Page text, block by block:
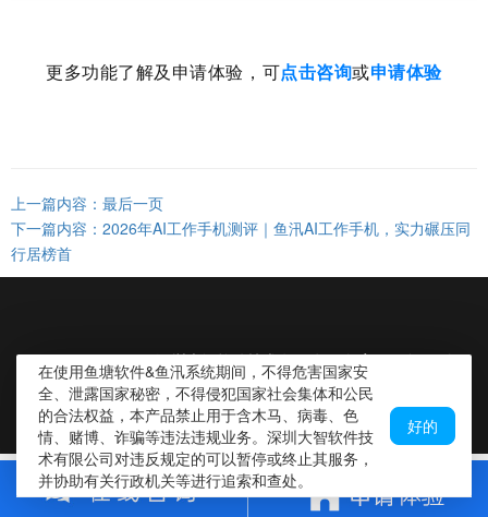
更多功能了解及申请体验，可点击咨询或申请体验
上一篇内容：最后一页
下一篇内容：2026年AI工作手机测评｜鱼汛AI工作手机，实力碾压同
行居榜首
CopyRight ©2019 深圳大智软件技术有限公司 备案号：粤ICP备
16004481号
在使用鱼塘软件&鱼汛系统期间，不得危害国家安
全、泄露国家秘密，不得侵犯国家社会集体和公民
的合法权益，本产品禁止用于含木马、病毒、色
情、赌博、诈骗等违法违规业务。深圳大智软件技
术有限公司对违反规定的可以暂停或终止其服务，
并协助有关行政机关等进行追索和查处。
好的